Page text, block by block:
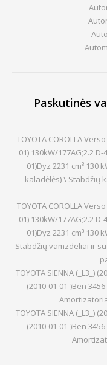
Paskutinės
TOYOTA COROLLA
01) 130kW/177AG;2.2 D-
01)Dyz 2231 cm³
kaladėlės) \ Stabdžių
TOYOTA COROLLA
01) 130kW/177AG;2.2 D-
01)Dyz 2231 cm³
Stabdžių vamzdeliai ir
TOYOTA SIENNA (_L3_)
(2010-01-01-)Ben
TOYOTA SIENNA (_L3_)
(2010-01-01-)Ben